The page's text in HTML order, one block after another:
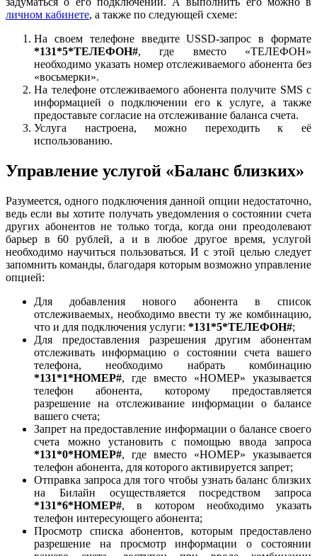
личном кабинете, а также по следующей схеме:
На своем телефоне введите USSD-запрос в формате
*131*5*ТЕЛЕФОН#, где вместо «ТЕЛЕФОН»
необходимо указать номер отслеживаемого абонента без
«восьмерки».
На телефоне отслеживаемого абонента получите SMS с
информацией о подключении его к услуге, а также
предоставьте согласие на отслеживание баланса счета.
Услуга настроена, можно переходить к её
использованию.
Управление услугой «Баланс близких»
Разумеется, одного подключения данной опции недостаточно,
ведь если вы хотите получать уведомления о состоянии счета
других абонентов не только тогда, когда они преодолевают
барьер в 60 рублей, а и в любое другое время, услугой
необходимо научиться пользоваться. И с этой целью следует
запомнить команды, благодаря которым возможно управление
опцией:
Для добавления нового абонента в список
отслеживаемых, необходимо ввести ту же комбинацию,
что и для подключения услуги: *131*5*ТЕЛЕФОН#;
Для предоставления разрешения другим абонентам
отслеживать информацию о состоянии счета вашего
телефона, необходимо набрать комбинацию
*131*1*НОМЕР#, где вместо «НОМЕР» указывается
телефон абонента, которому предоставляется
разрешение на отслеживание информации о балансе
вашего счета;
Запрет на предоставление информации о балансе своего
счета можно установить с помощью ввода запроса
*131*0*НОМЕР#, где вместо «НОМЕР» указывается
телефон абонента, для которого активируется запрет;
Отправка запроса для того чтобы узнать баланс близких
на Билайн осуществляется посредством запроса
*131*6*НОМЕР#, в котором необходимо указать
телефон интересующего абонента;
Просмотр списка абонентов, которым предоставлено
разрешение на просмотр информации о состоянии